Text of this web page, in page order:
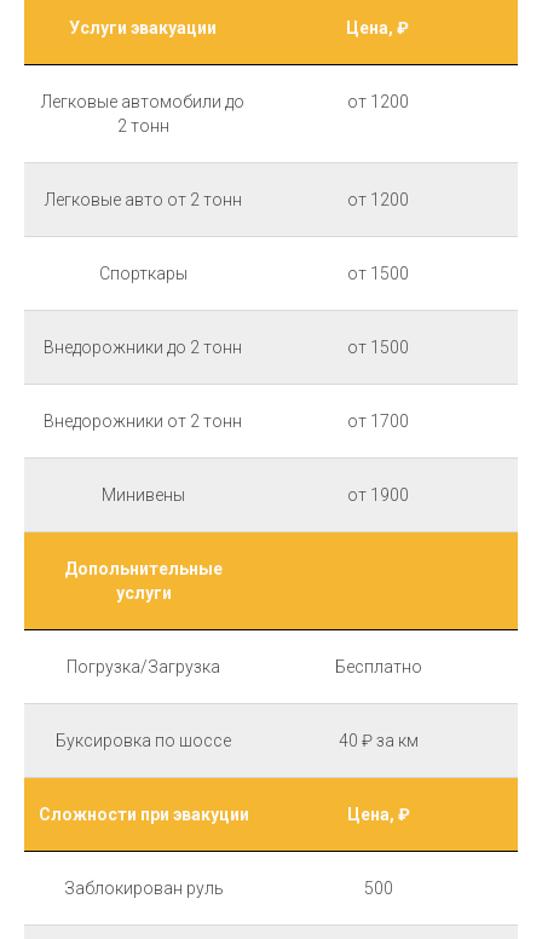
Услуги эвакуации Цена, ₽
Легковые автомобили до
2 тонн
от 1200
Легковые авто от 2 тонн от 1200
Спорткары от 1500
Внедорожники до 2 тонн от 1500
Внедорожники от 2 тонн от 1700
Минивены от 1900
Допольнительные
услуги
Погрузка/Загрузка Бесплатно
Буксировка по шоссе 40 ₽ за км
Сложности при эвакуции Цена, ₽
Заблокирован руль 500